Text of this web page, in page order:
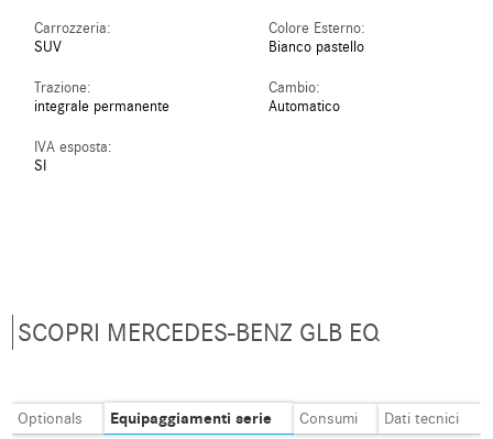
Carrozzeria:
SUV
Colore Esterno:
Bianco pastello
Trazione:
integrale permanente
Cambio:
Automatico
IVA esposta:
SI
SCOPRI MERCEDES-BENZ GLB EQ
Optionals Equipaggiamenti serie Consumi Dati tecnici